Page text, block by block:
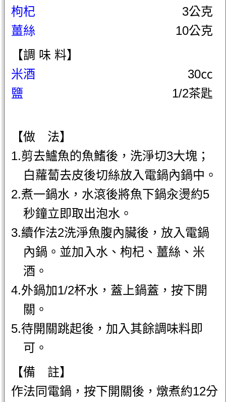
枸杞
3公克
薑絲
10公克
【調 味 料】
米酒
30㏄
鹽
1/2茶匙
【做 法】
1.剪去鱸魚的魚鰭後，洗淨切3大塊；
白蘿蔔去皮後切絲放入電鍋內鍋中。
2.煮一鍋水，水滾後將魚下鍋汆燙約5
秒鐘立即取出泡水。
3.續作法2洗淨魚腹內臟後，放入電鍋
內鍋。並加入水、枸杞、薑絲、米
酒。
4.外鍋加1/2杯水，蓋上鍋蓋，按下開
關。
5.待開關跳起後，加入其餘調味料即
可。
【備 註】
作法同電鍋，按下開關後，燉煮約12分